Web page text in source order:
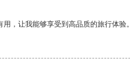
，让我能够享受到高品质的旅行体验。